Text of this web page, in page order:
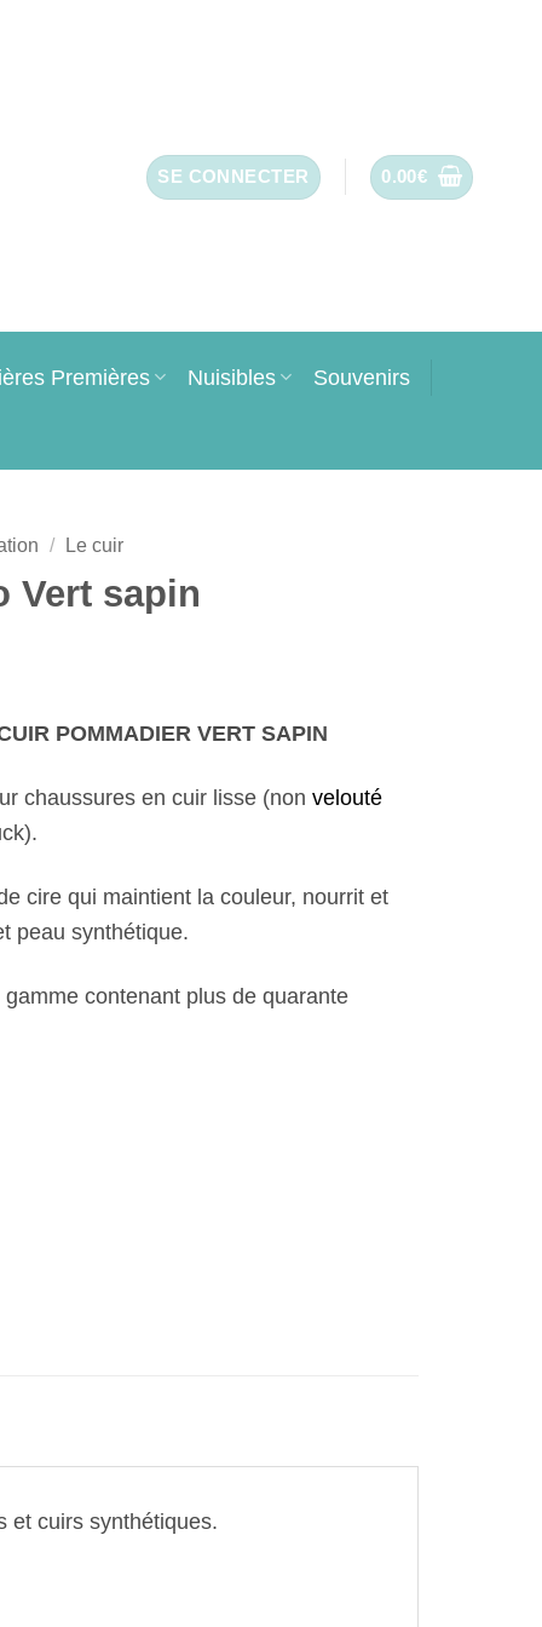
SE CONNECTER 0.00€
Premières Nuisibles Souvenirs
/ Le cuir
Vert sapin
POMMADIER VERT SAPIN
chaussures en cuir lisse (non velouté
cire qui maintient la couleur, nourrit et
peau synthétique.
contenant plus de quarante
et cuirs synthétiques.